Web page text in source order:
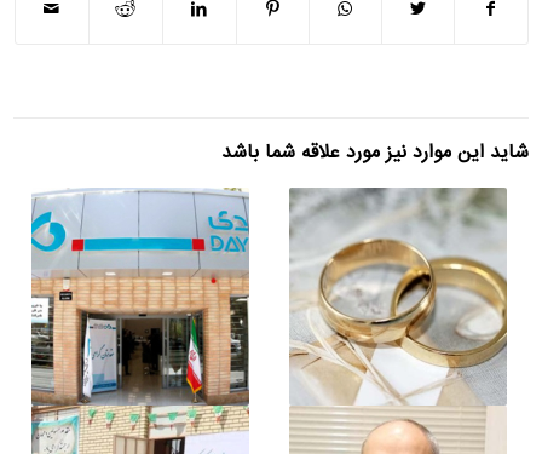
شاید این موارد نیز مورد علاقه شما باشد